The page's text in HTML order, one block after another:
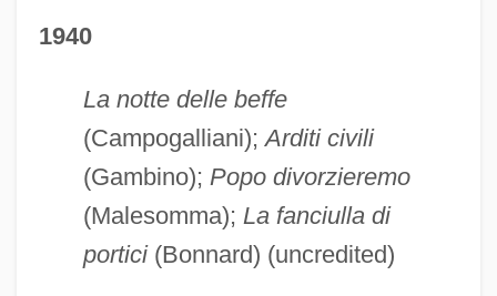
1940
La notte delle beffe
(Campogalliani);Arditi civili
(Gambino); Popo divorzieremo
(Malesomma); La fanciulla di
portici(Bonnard) (uncredited)